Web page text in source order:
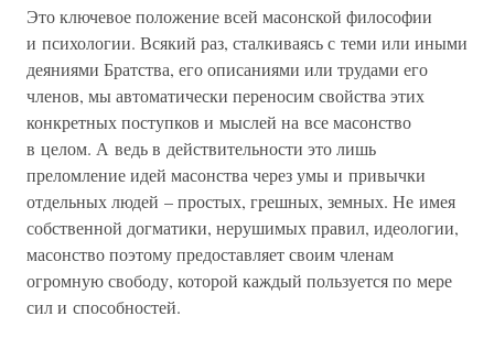
Это ключевое положение всей масонской философии
и психологии. Всякий раз, сталкиваясь с теми или иными
деяниями Братства, его описаниями или трудами его
членов, мы автоматически переносим свойства этих
конкретных поступков и мыслей на все масонство
в целом. А ведь в действительности это лишь
преломление идей масонства через умы и привычки
отдельных людей – простых, грешных, земных. Не имея
собственной догматики, нерушимых правил, идеологии,
масонство поэтому предоставляет своим членам
огромную свободу, которой каждый пользуется по мере
сил и способностей.